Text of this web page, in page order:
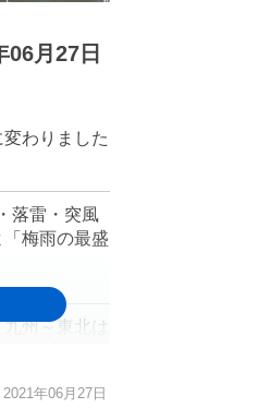
月27日
わりました
落雷・突風
梅雨の最盛
州～東北は
2021年06月27日